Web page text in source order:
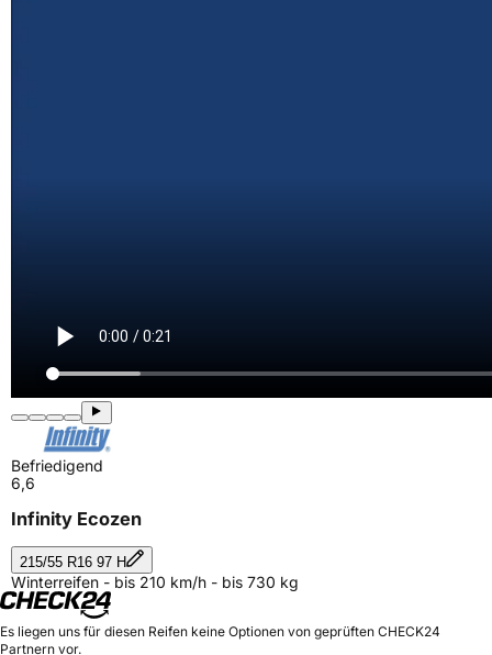
Befriedigend
6,6
Infinity Ecozen
215/55 R16 97 H
Winterreifen - bis 210 km/h - bis 730 kg
Es liegen uns für diesen Reifen keine Optionen von geprüften CHECK24
Partnern vor.